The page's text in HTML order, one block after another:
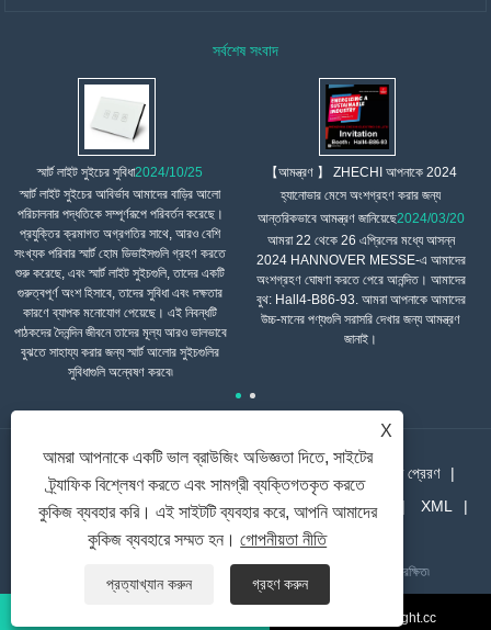
liko@allright.cc
সর্বশেষ সংবাদ
স্মার্ট লাইট সুইচের সুবিধা2024/10/25
স্মার্ট লাইট সুইচের আবির্ভাব আমাদের বাড়ির আলো
পরিচালনার পদ্ধতিকে সম্পূর্ণরূপে পরিবর্তন করেছে।
প্রযুক্তির ক্রমাগত অগ্রগতির সাথে, আরও বেশি
সংখ্যক পরিবার স্মার্ট হোম ডিভাইসগুলি গ্রহণ করতে
শুরু করেছে, এবং স্মার্ট লাইট সুইচগুলি, তাদের একটি
গুরুত্বপূর্ণ অংশ হিসাবে, তাদের সুবিধা এবং দক্ষতার
কারণে ব্যাপক মনোযোগ পেয়েছে। এই নিবন্ধটি
পাঠকদের দৈনন্দিন জীবনে তাদের মূল্য আরও ভালভাবে
বুঝতে সাহায্য করার জন্য স্মার্ট আলোর সুইচগুলির
সুবিধাগুলি অন্বেষণ করবে৷
【আমন্ত্রণ 】 ZHECHI আপনাকে 2024
হ্যানোভার মেসে অংশগ্রহণ করার জন্য
আন্তরিকভাবে আমন্ত্রণ জানিয়েছে2024/03/20
আমরা 22 থেকে 26 এপ্রিলের মধ্যে আসন্ন
2024 HANNOVER MESSE-এ আমাদের
অংশগ্রহণ ঘোষণা করতে পেরে আনন্দিত। আমাদের
বুথ: Hall4-B86-93. আমরা আপনাকে আমাদের
উচ্চ-মানের পণ্যগুলি সরাসরি দেখার জন্য আমন্ত্রণ
জানাই।
বাড়ি আমাদের সম্পর্কে পণ্য
তদন্ত প্রেরণ
আমাদের সাথে যোগাযোগ করুন
লিঙ্ক Sitemap RSS
XML
Privacy Policy
কপিরাইট © 2021 Wenzhou Zhechi Electric Co., Ltd. সর্বস্বত্ব সংরক্ষিত৷
X
আমরা আপনাকে একটি ভাল ব্রাউজিং অভিজ্ঞতা দিতে, সাইটের
ট্র্যাফিক বিশ্লেষণ করতে এবং সামগ্রী ব্যক্তিগতকৃত করতে
কুকিজ ব্যবহার করি। এই সাইটটি ব্যবহার করে, আপনি আমাদের
কুকিজ ব্যবহারে সম্মত হন।গোপনীয়তা নীতি
প্রত্যাখ্যান করুন গ্রহণ করুন